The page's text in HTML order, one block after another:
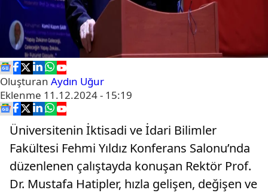
Oluşturan Aydın Uğur
Eklenme 11.12.2024 - 15:19
Üniversitenin İktisadi ve İdari Bilimler
Fakültesi Fehmi Yıldız Konferans Salonu’nda
düzenlenen çalıştayda konuşan Rektör Prof.
Dr. Mustafa Hatipler, hızla gelişen, değişen ve